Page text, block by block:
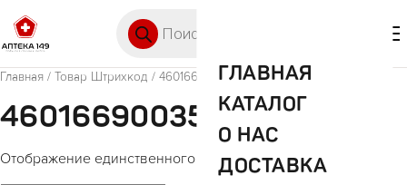
ГЛАВНАЯ
КАТАЛОГ
О НАС
ДОСТАВКА
Главная / Товар Штрихкод / 4601669003539
4601669003539
Отображение единственного товара